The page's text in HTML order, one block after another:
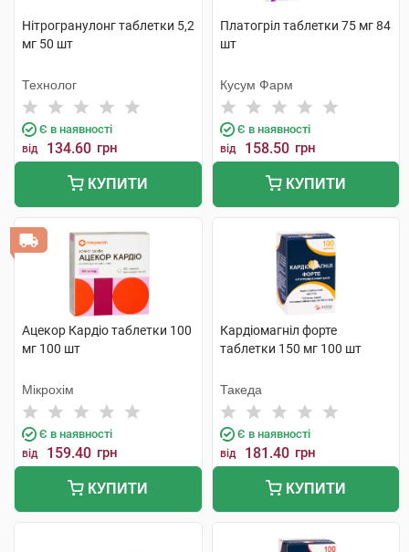
Нітрогранулонг таблетки 5,2
мг 50 шт
Технолог
Є в наявності
від 134.60 грн
КУПИТИ
Платогріл таблетки 75 мг 84
шт
Кусум Фарм
Є в наявності
від 158.50 грн
КУПИТИ
Ацекор Кардіо таблетки 100
мг 100 шт
Мікрохім
Є в наявності
від 159.40 грн
КУПИТИ
Кардіомагніл форте
таблетки 150 мг 100 шт
Такеда
Є в наявності
від 181.40 грн
КУПИТИ